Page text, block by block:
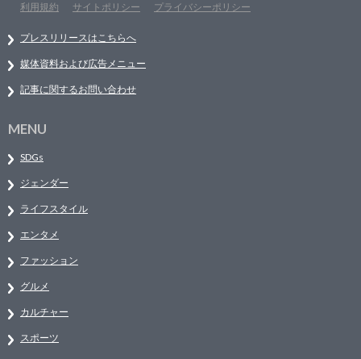
利用規約
サイトポリシー プライバシーポリシー
プレスリリースはこちらへ
媒体資料および広告メニュー
記事に関するお問い合わせ
MENU
SDGs
ジェンダー
ライフスタイル
エンタメ
ファッション
グルメ
カルチャー
スポーツ